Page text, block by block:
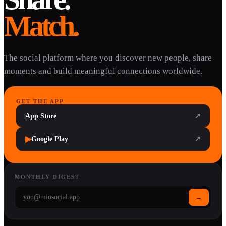
Match.
The social platform where you discover new people, share
moments and build meaningful connections worldwide.
GET THE APP
App Store ↗
▶Google Play ↗
MONTHLY DIGEST
→